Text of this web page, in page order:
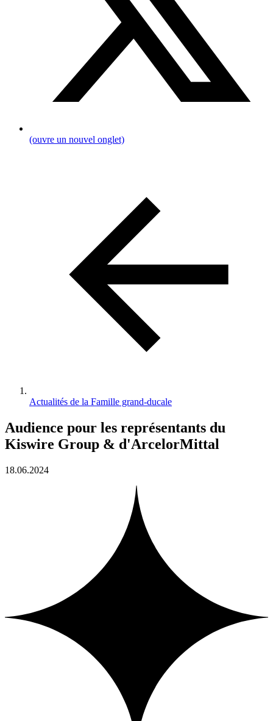
(ouvre un nouvel onglet)
Actualités de la Famille grand-ducale
Audience pour les représentants du
Kiswire Group & d'ArcelorMittal
18.06.2024